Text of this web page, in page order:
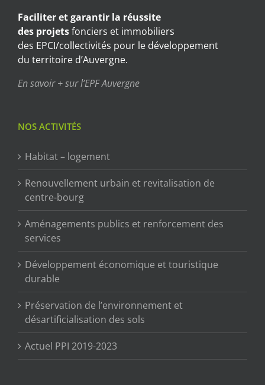
Faciliter et garantir la réussite
des projetsfonciers et immobiliers
des EPCI/collectivités pour le développement
du territoire d’Auvergne.
En savoir + sur l’EPF Auvergne
NOS ACTIVITÉS
Habitat – logement
Renouvellement urbain et revitalisation de
centre-bourg
Aménagements publics et renforcement des
services
Développement économique et touristique
durable
Préservation de l’environnement et
désartificialisation des sols
Actuel PPI 2019-2023